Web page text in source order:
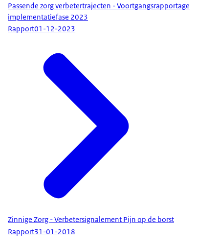
Passende zorg verbetertrajecten - Voortgangsrapportage
implementatiefase 2023
Rapport01-12-2023
Zinnige Zorg - Verbetersignalement Pijn op de borst
Rapport31-01-2018